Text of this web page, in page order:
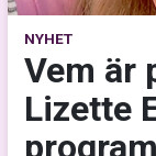
NYHET
Vem är
Lizette